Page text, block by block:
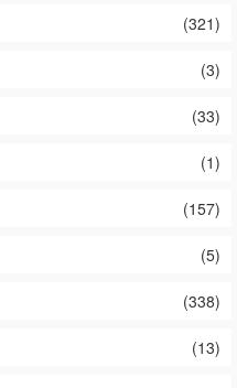
(321)
(3)
(33)
(1)
(157)
(5)
(338)
(13)